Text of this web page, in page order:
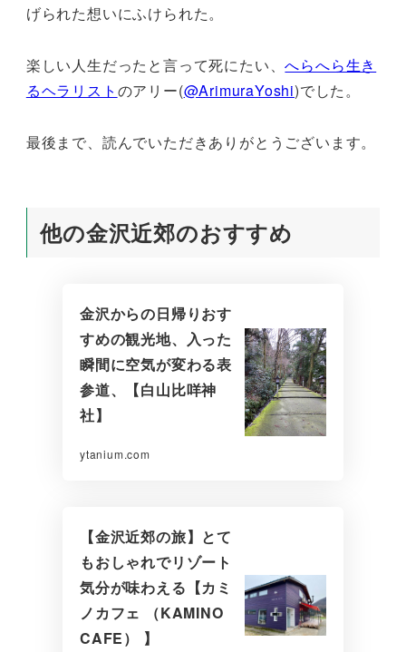
げられた想いにふけられた。
楽しい人生だったと言って死にたい、へらへら生き
るヘラリスト のアリー(@ArimuraYoshi)でした。
最後まで、読んでいただきありがとうございます。
他の金沢近郊のおすすめ
金沢からの日帰りおす
すめの観光地、入った
瞬間に空気が変わる表
参道、【白山比咩神
社】
ytanium.com
【金沢近郊の旅】とて
もおしゃれでリゾート
気分が味わえる【カミ
ノカフェ （KAMINO
CAFE） 】